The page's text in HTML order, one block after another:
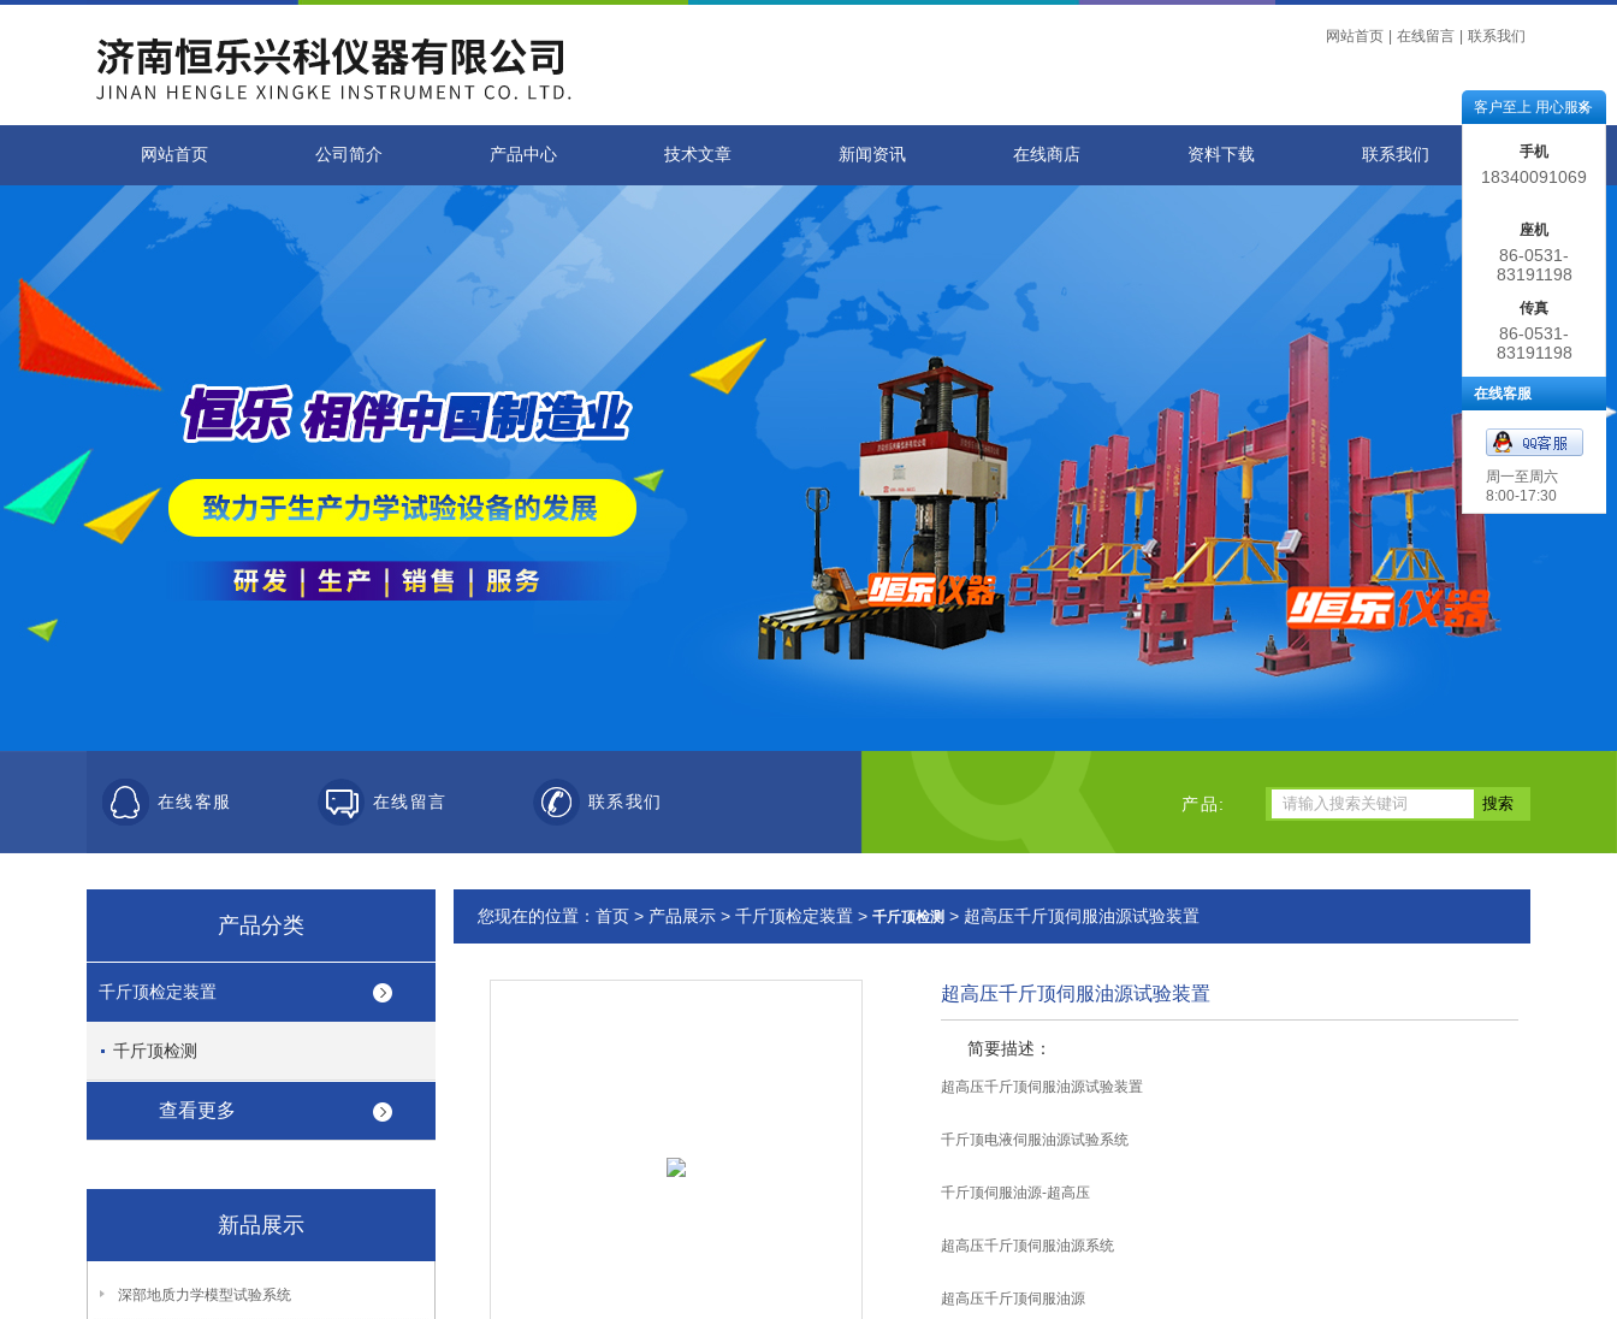
网站首页 在线留言 联系我们
网站首页 公司简介 产品中心 技术文章 新闻资讯 在线商店 资料下载 联系我们
在线客服 在线留言 联系我们 产品:
产品分类
千斤顶检定装置
千斤顶检测
查看更多
新品展示
深部地质力学模型试验系统
您现在的位置： 首页 > 产品展示 > 千斤顶检定装置 > 千斤顶检测 > 超高压千斤顶伺服油源试验装置
超高压千斤顶伺服油源试验装置
简要描述：
超高压千斤顶伺服油源试验装置
千斤顶电液伺服油源试验系统
千斤顶伺服油源-超高压
超高压千斤顶伺服油源系统
超高压千斤顶伺服油源
客户至上 用心服务
手机
18340091069
座机
86-0531-
83191198
传真
86-0531-
83191198
在线客服
周一至周六
8:00-17:30